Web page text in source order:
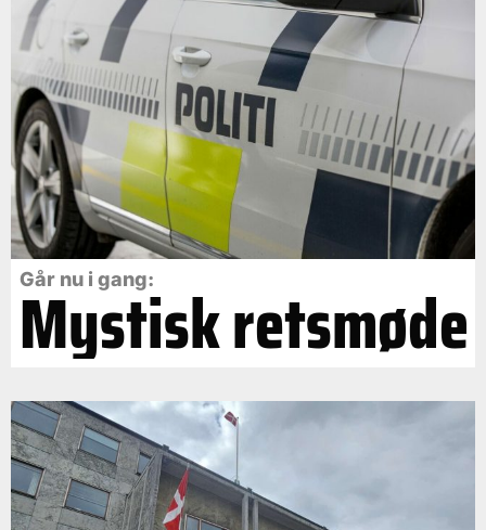
Går nu i gang:
Mystisk retsmøde